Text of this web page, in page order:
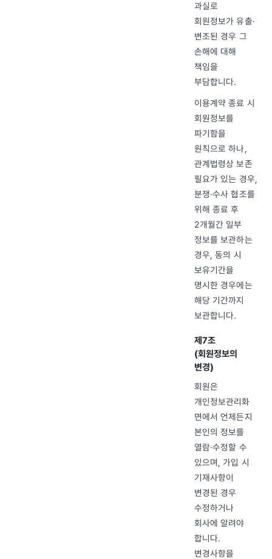
과실로
회원정보가 유출·
변조된 경우 그
손해에 대해
책임을
부담합니다.
이용계약 종료 시
회원정보를
파기함을
원칙으로 하나,
관계법령상 보존
필요가 있는 경우,
분쟁·수사 협조를
위해 종료 후
2개월간 일부
정보를 보관하는
경우, 동의 시
보유기간을
명시한 경우에는
해당 기간까지
보관합니다.
제7조
(회원정보의
변경)
회원은
개인정보관리화
면에서 언제든지
본인의 정보를
열람·수정할 수
있으며, 가입 시
기재사항이
변경된 경우
수정하거나
회사에 알려야
합니다.
변경사항을